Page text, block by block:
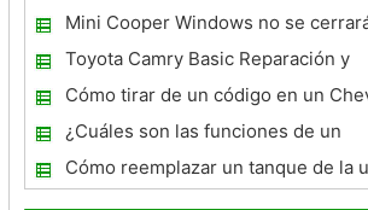
VW Passat
Mini Cooper Windows no se
Toyota Camry Basic Reparación y
mantenimiento
Cómo tirar de un código en un
S10 Blazer 1997
¿Cuáles son las funciones de un
acondicionador de aire del
Cómo reemplazar un tanque de la
Envío de combustible para un VW